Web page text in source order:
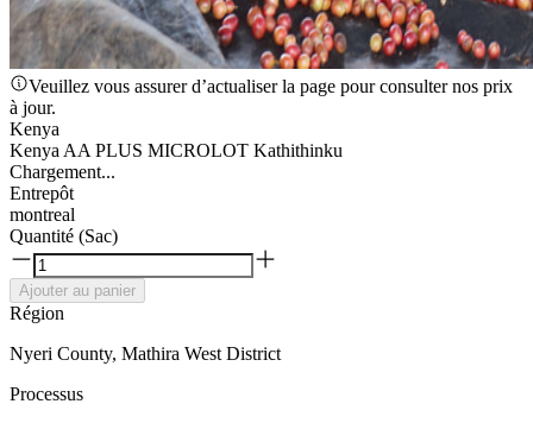
Veuillez vous assurer d’actualiser la page pour consulter nos prix
à jour.
Kenya
Kenya AA PLUS MICROLOT Kathithinku
Chargement...
Entrepôt
montreal
Quantité (Sac)
Ajouter au panier
Région
Nyeri County, Mathira West District
Processus